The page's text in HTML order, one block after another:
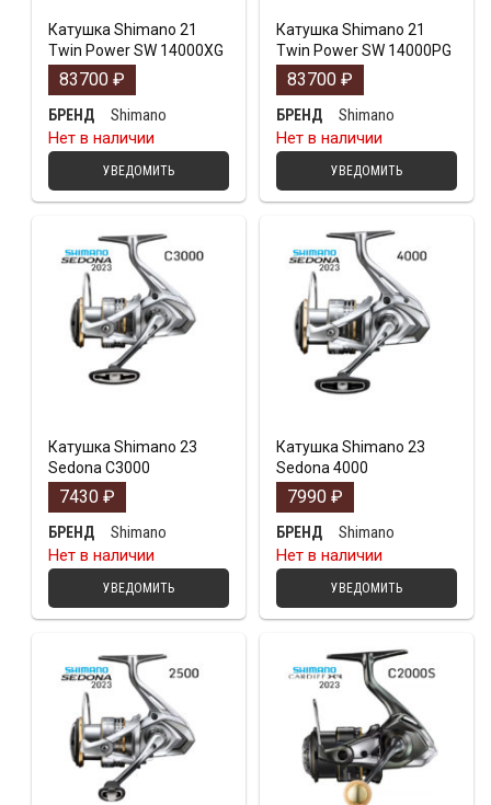
Катушка Shimano 21
Twin Power SW 14000XG
83700 ₽
БРЕНД
Shimano
Нет в наличии
УВЕДОМИТЬ
Катушка Shimano 21
Twin Power SW 14000PG
83700 ₽
БРЕНД
Shimano
Нет в наличии
УВЕДОМИТЬ
Катушка Shimano 23
Sedona C3000
7430 ₽
БРЕНД
Shimano
Нет в наличии
УВЕДОМИТЬ
Катушка Shimano 23
Sedona 4000
7990 ₽
БРЕНД
Shimano
Нет в наличии
УВЕДОМИТЬ